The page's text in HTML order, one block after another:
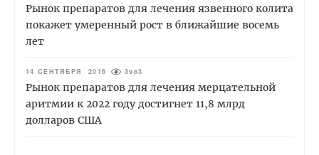
Рынок препаратов для лечения язвенного колита
покажет умеренный рост в ближайшие восемь
лет
14 СЕНТЯБРЯ 2016 3983
Рынок препаратов для лечения мерцательной
аритмии к 2022 году достигнет 11,8 млрд
долларов США